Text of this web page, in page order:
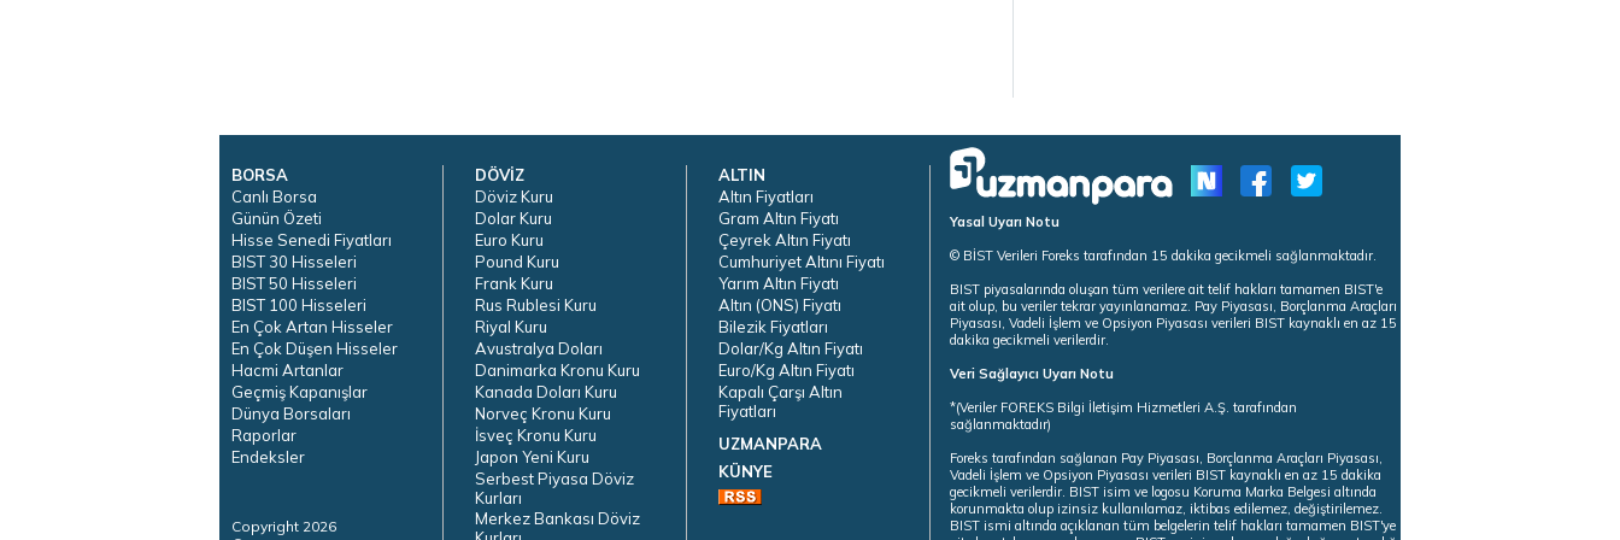
BORSA
Canlı Borsa
Günün Özeti
Hisse Senedi Fiyatları
BIST 30 Hisseleri
BIST 50 Hisseleri
BIST 100 Hisseleri
En Çok Artan Hisseler
En Çok Düşen Hisseler
Hacmi Artanlar
Geçmiş Kapanışlar
Dünya Borsaları
Raporlar
Endeksler
Copyright 2026
DÖVİZ
Döviz Kuru
Dolar Kuru
Euro Kuru
Pound Kuru
Frank Kuru
Rus Rublesi Kuru
Riyal Kuru
Avustralya Doları
Danimarka Kronu Kuru
Kanada Doları Kuru
Norveç Kronu Kuru
İsveç Kronu Kuru
Japon Yeni Kuru
Serbest Piyasa Döviz
Kurları
Merkez Bankası Döviz
ALTIN
Altın Fiyatları
Gram Altın Fiyatı
Çeyrek Altın Fiyatı
Cumhuriyet Altını Fiyatı
Yarım Altın Fiyatı
Altın (ONS) Fiyatı
Bilezik Fiyatları
Dolar/Kg Altın Fiyatı
Euro/Kg Altın Fiyatı
Kapalı Çarşı Altın
Fiyatları
UZMANPARA
KÜNYE
Yasal Uyarı Notu
© BİST Verileri Foreks tarafından 15 dakika gecikmeli sağlanmaktadır.
BIST piyasalarında oluşan tüm verilere ait telif hakları tamamen BIST'e
ait olup, bu veriler tekrar yayınlanamaz. Pay Piyasası, Borçlanma Araçları
Piyasası, Vadeli İşlem ve Opsiyon Piyasası verileri BIST kaynaklı en az 15
dakika gecikmeli verilerdir.
Veri Sağlayıcı Uyarı Notu
*(Veriler FOREKS Bilgi İletişim Hizmetleri A.Ş. tarafından
sağlanmaktadır)
Foreks tarafından sağlanan Pay Piyasası, Borçlanma Araçları Piyasası,
Vadeli İşlem ve Opsiyon Piyasası verileri BIST kaynaklı en az 15 dakika
gecikmeli verilerdir. BIST isim ve logosu Koruma Marka Belgesi altında
korunmakta olup izinsiz kullanılamaz, iktibas edilemez, değiştirilemez.
BIST ismi altında açıklanan tüm belgelerin telif hakları tamamen BIST'ye